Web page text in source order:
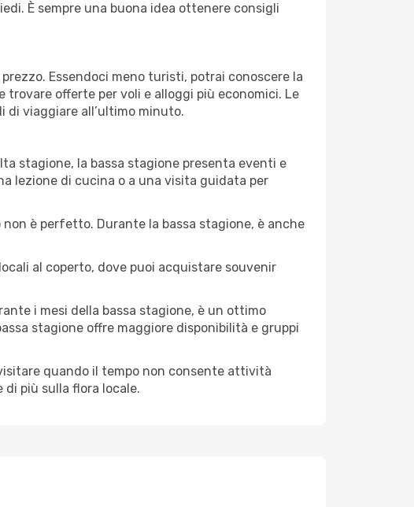
È sempre una buona idea ottenere consigli
Essendoci meno turisti, potrai conoscere la
offerte per voli e alloggi più economici. Le
di viaggiare all’ultimo minuto.
stagione, la bassa stagione presenta eventi e
lezione di cucina o a una visita guidata per
è perfetto. Durante la bassa stagione, è anche
al coperto, dove puoi acquistare souvenir
i mesi della bassa stagione, è un ottimo
stagione offre maggiore disponibilità e gruppi
quando il tempo non consente attività
più sulla flora locale.